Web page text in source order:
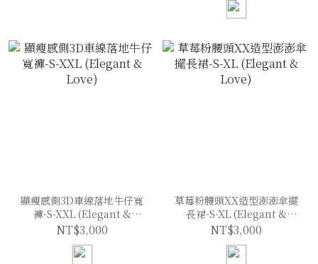
顯瘦感側3D車線落地牛仔寬
褲-S-XXL (Elegant &
Love)
NT$3,000
草莓粉腰頭XX造型澎澎傘擺
長裙-S-XL (Elegant &
Love)
NT$3,000